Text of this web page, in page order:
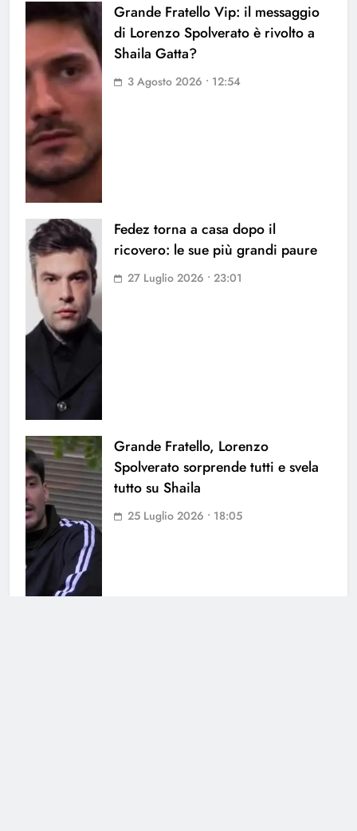
Grande Fratello Vip: il messaggio
di Lorenzo Spolverato è rivolto a
Shaila Gatta?
3 Agosto 2026 • 12:54
Fedez torna a casa dopo il
ricovero: le sue più grandi paure
27 Luglio 2026 • 23:01
Grande Fratello, Lorenzo
Spolverato sorprende tutti e svela
tutto su Shaila
25 Luglio 2026 • 18:05